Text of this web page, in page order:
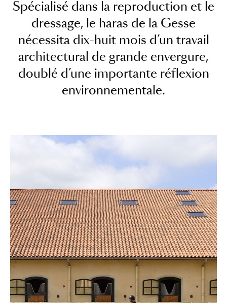
Spécialisé dans la reproduction et le
dressage, le haras de la Gesse
nécessita dix-huit mois d’un travail
architectural de grande envergure,
doublé d’une importante réflexion
environnementale.